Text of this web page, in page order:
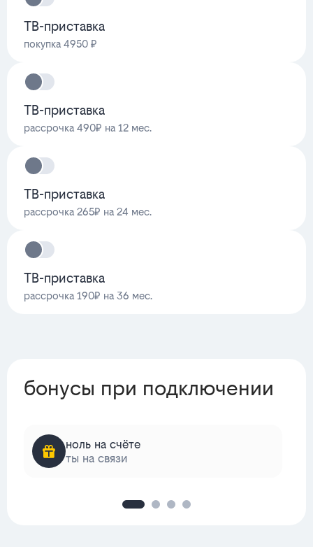
ТВ-приставка
покупка 4950 ₽
ТВ-приставка
рассрочка 490₽ на 12 мес.
ТВ-приставка
рассрочка 265₽ на 24 мес.
ТВ-приставка
рассрочка 190₽ на 36 мес.
бонусы при подключении
ноль на счёте
ты на связи